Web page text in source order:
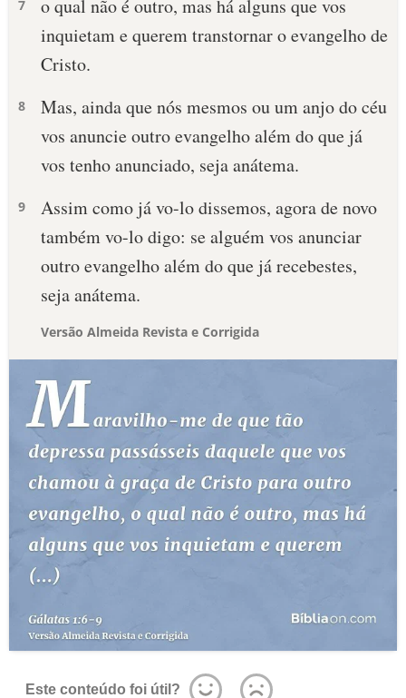
7
o qual não é outro, mas há alguns que vos
inquietam e querem transtornar o evangelho de
Cristo.
8
Mas, ainda que nós mesmos ou um anjo do céu
vos anuncie outro evangelho além do que já
vos tenho anunciado, seja anátema.
9
Assim como já vo-lo dissemos, agora de novo
também vo-lo digo: se alguém vos anunciar
outro evangelho além do que já recebestes,
seja anátema.
Versão Almeida Revista e Corrigida
Este conteúdo foi útil?